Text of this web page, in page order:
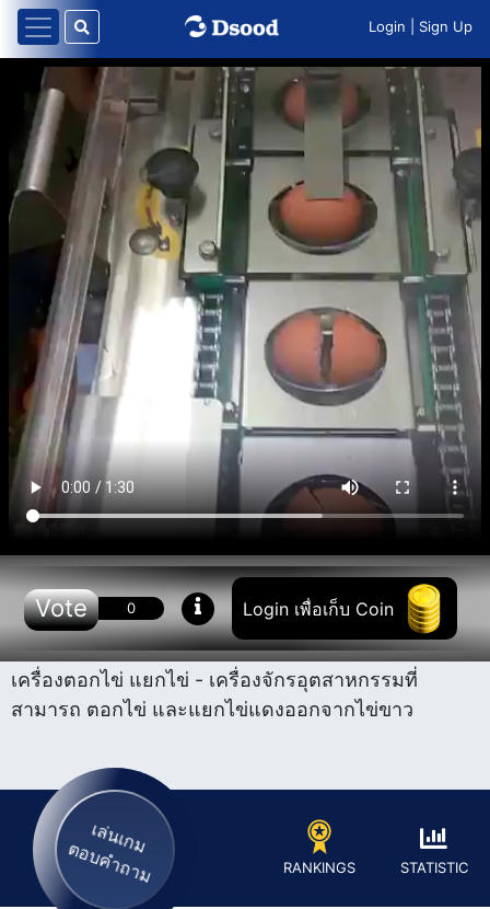
Login Sign Up
Vote 0 Login เพื่อเก็บ Coin
เครื่องตอกไข่ แยกไข่ - เครื่องจักรอุตสาหกรรม​ที่
สามารถ ตอกไข่ และแยกไข่แดงออกจากไข่ขาว
เล่นเกม
ตอบคำถาม RANKINGS STATISTIC